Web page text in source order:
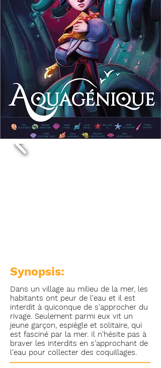
Synopsis:
Dans un village au milieu de la mer, les
habitants ont peur de l'eau et il est
interdit à quiconque de s'approcher du
rivage. Seulement parmi eux vit un
jeune garçon, espiègle et solitaire, qui
est fasciné par la mer. Il n'hésite pas à
braver les interdits en s'approchant de
l'eau pour collecter des coquillages.